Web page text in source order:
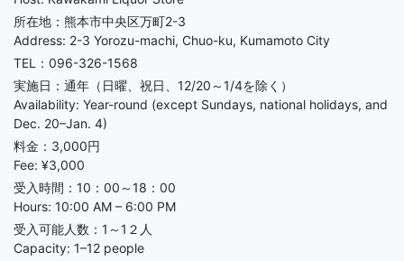
所在地： 熊本市中央区万町2-3
Address: 2-3 Yorozu-machi, Chuo-ku, Kumamoto City
TEL：096-326-1568
実施日：通年（日曜、祝日、12/20～1/4を除く）
Availability: Year-round (except Sundays, national holidays, and
Dec. 20–Jan. 4)
料金：3,000円
Fee: ¥3,000
受入時間：10：00～18：00
Hours: 10:00 AM – 6:00 PM
受入可能人数：1～1２人
Capacity: 1–12 people